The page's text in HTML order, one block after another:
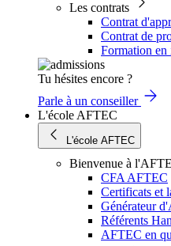
Les contrats
Contrat
Contrat de
Formation en
Tu hésites encore ?
Parle à un conseiller
L'école AFTEC
L'école AFTEC
Bienvenue à
CFA AFTEC
Certificats et
Générateur
Référents
AFTEC en